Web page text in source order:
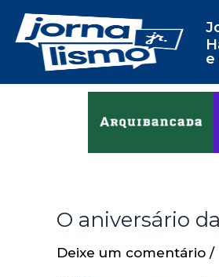
e
O aniversário
Deixe um comentário /